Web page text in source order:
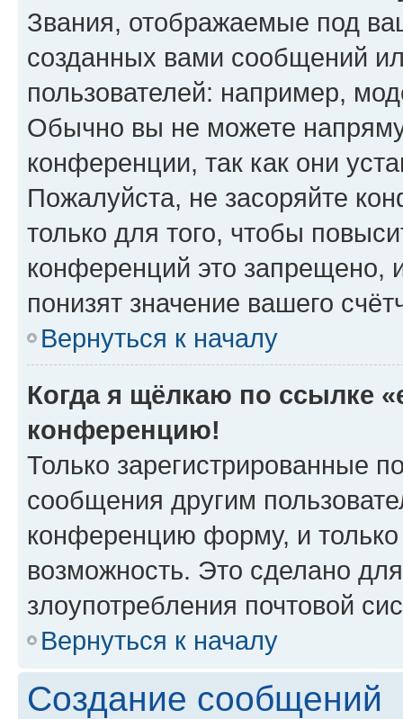
Звания, отображаемые под
созданных вами сообщений
пользователей: например,
Обычно вы не можете
конференции, так как они
Пожалуйста, не засоряйте
только для того, чтобы
конференций это запрещено,
понизят значение вашего
Вернуться к началу
Когда я щёлкаю по ссылке
конференцию!
Только зарегистрированные
сообщения другим
конференцию форму, и
возможность. Это сделано
злоупотребления почтовой
Вернуться к началу
Создание сообщений